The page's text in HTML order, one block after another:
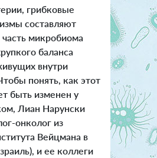
грибковые
составляют
микробиома
баланса
внутри
понять, как этот
быть изменен у
Лиан Нарунски
онколог из
Вейцмана в
и ее коллеги